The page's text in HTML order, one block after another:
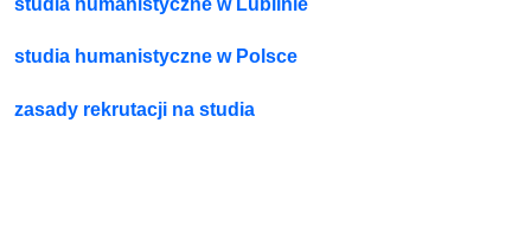
studia humanistyczne w Lublinie
studia humanistyczne w Polsce
zasady rekrutacji na studia